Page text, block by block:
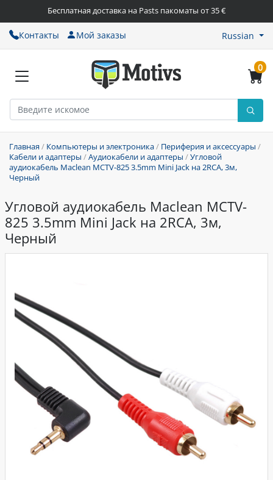
Бесплатная доставка на Pasts пакоматы от 35 €
Контакты Мой заказы Russian
0
Главная/ Компьютеры и электроника/ Периферия и аксессуары /
Кабели и адаптеры /Аудиокабели и адаптеры /Угловой
аудиокабель Maclean MCTV-825 3.5mm Mini Jack на 2RCA, 3м,
Черный
Угловой аудиокабель Maclean MCTV-
825 3.5mm Mini Jack на 2RCA, 3м,
Черный